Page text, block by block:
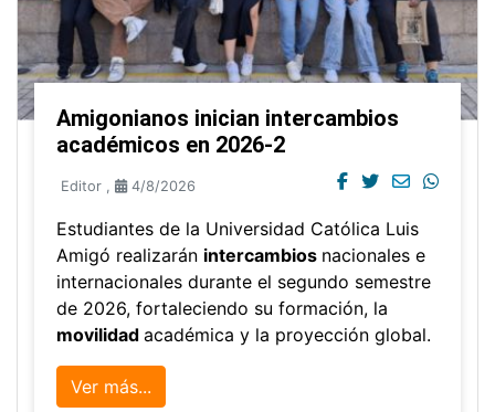
Amigonianos inician intercambios
académicos en 2026-2
Editor , 4/8/2026
Estudiantes de la Universidad Católica Luis
Amigó realizarán intercambios nacionales e
internacionales durante el segundo semestre
de 2026, fortaleciendo su formación, la
movilidad académica y la proyección global.
Ver más...